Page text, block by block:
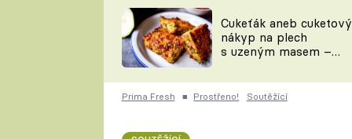
Videorecepty
TEĎ VAŘÍ ŠÉF!
ČESKO NA TALÍŘI
Cukeťák aneb cuketový
nákyp na plech
s uzeným masem –
zpracovat přerostlé
cukety
Prima Fresh ■ Prostřeno! Soutěžící